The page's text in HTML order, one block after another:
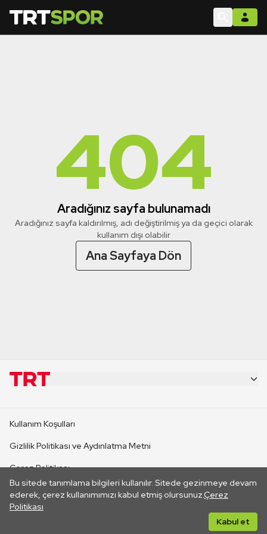
404
Aradığınız sayfa bulunamadı
Aradığınız sayfa kaldırılmış, adı değiştirilmiş ya da geçici olarak
kullanım dışı olabilir
Ana Sayfaya Dön
Bu sitede tanımlama bilgileri kullanılır. Sitede gezinmeye devam
ederek, çerez kullanımımızı kabul etmiş olursunuz.Çerez
Politikası
Kabul et
CANLI YAYINLAR
Kullanım Koşulları
Gizlilik Politikası ve Aydınlatma Metni
Çerez Politikası
İletişim
Her hakkı saklıdır. ©2026 TRT. Bağlantı yoluyla gidilen dış